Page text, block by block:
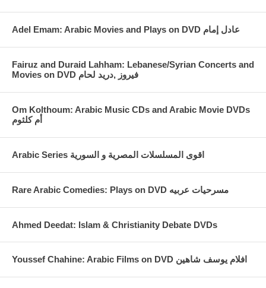
Fairuz and Duraid Lahham: Lebanese/Syrian Concerts and
Movies on DVD فيروز ,دريد لحام
Om Kolthoum: Arabic Music CDs and Arabic Movie DVDs
أم كلثوم
Arabic Series اقوى المسلسلات المصرية و السورية
Rare Arabic Comedies: Plays on DVD مسرحيات عربيه
Ahmed Deedat: Islam & Christianity Debate DVDs
Youssef Chahine: Arabic Films on DVD افلام يوسف شاهين